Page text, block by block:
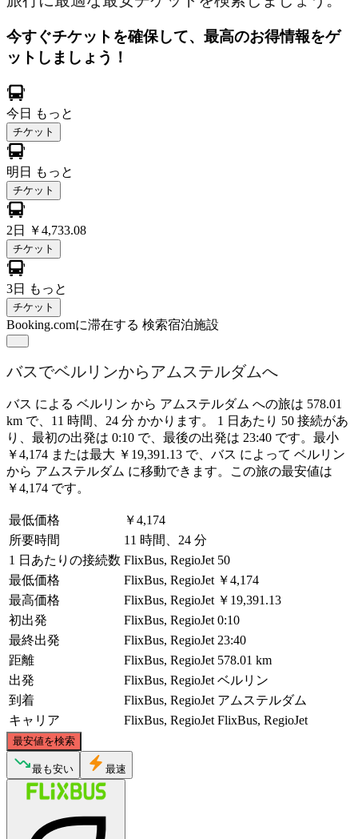
今すぐチケットを確保して、最高のお得情報をゲ
ットしましょう！
今日 もっと
チケット
明日 もっと
チケット
2日 ￥4,733.08
チケット
3日 もっと
チケット
Booking.comに滞在する 検索宿泊施設
バスでベルリンからアムステルダムへ
バス による ベルリン から アムステルダム への旅は 578.01
km で、11 時間、24 分 かかります。 1 日あたり 50 接続があ
り、最初の出発は 0:10 で、最後の出発は 23:40 です。最小
￥4,174 または最大 ￥19,391.13 で、バス によって ベルリン
から アムステルダム に移動できます。この旅の最安値は
￥4,174 です。
最低価格
￥4,174
所要時間
11 時間、24 分
1 日あたりの接続数 FlixBus, RegioJet 50
最低価格
FlixBus, RegioJet ￥4,174
最高価格
FlixBus, RegioJet ￥19,391.13
初出発
FlixBus, RegioJet 0:10
最終出発
FlixBus, RegioJet 23:40
距離
FlixBus, RegioJet 578.01 km
出発
FlixBus, RegioJet ベルリン
到着
FlixBus, RegioJet アムステルダム
キャリア
FlixBus, RegioJet FlixBus, RegioJet
最安値を検索
© OpenStreetMapcontributors
最も安い 最速